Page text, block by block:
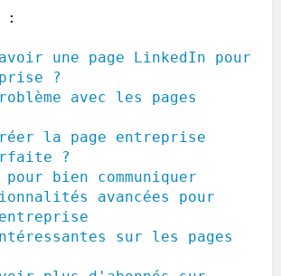
:
une page LinkedIn pour
?
avec les pages
créer la page entreprise
?
bien communiquer
avancées pour
sur les pages